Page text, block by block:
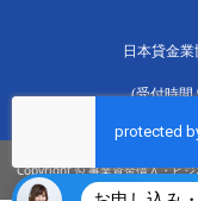
日本貸金
(受付時間
Copyright © 事業資金借入・ビ